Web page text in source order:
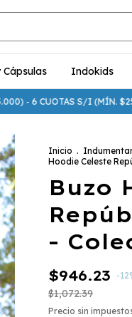
Cápsulas Indokids
S/I (MÍN. $250.000) -
Inicio .
Hoodie Celeste
Buzo
-
$946.23 -12
$1,072.39
Precio sin